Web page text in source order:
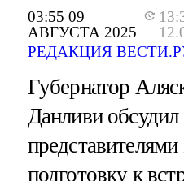
03:55 09
АВГУСТА 2025
РЕДАКЦИЯ
Губернатор
Данливи обсудил
подготовку к